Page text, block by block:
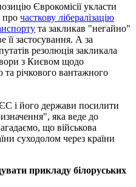
Єврокомісії укласти
про часткову лібералізацію
та закликав "негайно"
її застосування. А за
резолюція закликала
з Києвом щодо
та річкового вантажного
і його держави посилити
яка веде до
що військова
суходолом через країни
прикладу білоруських